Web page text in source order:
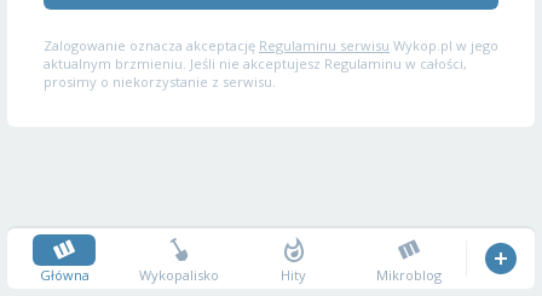
Zalogowanie oznacza akceptację Regulaminu serwisu Wykop.pl w jego
aktualnym brzmieniu. Jeśli nie akceptujesz Regulaminu w całości,
prosimy o niekorzystanie z serwisu.
Główna Wykopalisko Hity Mikroblog